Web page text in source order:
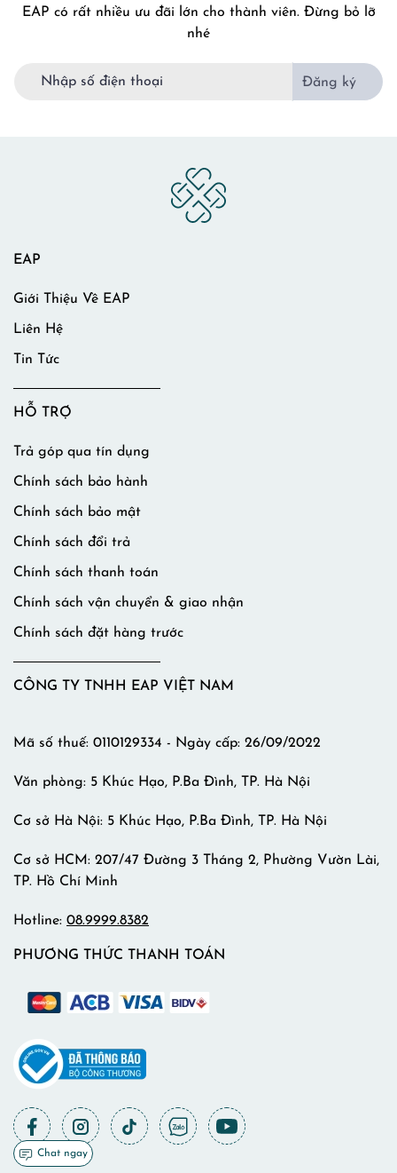
EAP có rất nhiều ưu đãi lớn cho thành viên. Đừng bỏ lỡ
nhé
Đăng ký
EAP
Giới Thiệu Về EAP
Liên Hệ
Tin Tức
HỖ TRỢ
Trả góp qua tín dụng
Chính sách bảo hành
Chính sách bảo mật
Chính sách đổi trả
Chính sách thanh toán
Chính sách vận chuyển & giao nhận
Chính sách đặt hàng trước
CÔNG TY TNHH EAP VIỆT NAM
Mã số thuế: 0110129334 - Ngày cấp: 26/09/2022
Văn phòng: 5 Khúc Hạo, P.Ba Đình, TP. Hà Nội
Cơ sở Hà Nội: 5 Khúc Hạo, P.Ba Đình, TP. Hà Nội
Cơ sở HCM: 207/47 Đường 3 Tháng 2, Phường Vườn Lài,
TP. Hồ Chí Minh
Hotline: 08.9999.8382
PHƯƠNG THỨC THANH TOÁN
Chat ngay